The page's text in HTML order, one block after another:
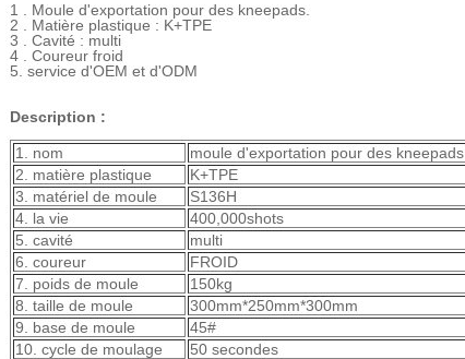
1 . Moule d'exportation pour des kneepads.
2 . Matière plastique : K+TPE
3 . Cavité : multi
4 . Coureur froid
5. service d'OEM et d'ODM
Description :
1. nom
moule d'exportation pour des kneepads
2. matière plastique
K+TPE
3. matériel de moule
S136H
4. la vie
400,000shots
5. cavité
multi
6. coureur
FROID
7. poids de moule
150kg
8. taille de moule
300mm*250mm*300mm
9. base de moule
45#
10. cycle de moulage
50 secondes